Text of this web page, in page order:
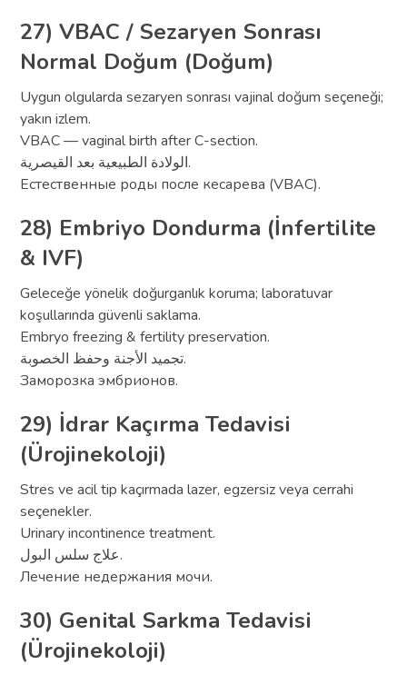
27) VBAC / Sezaryen Sonrası
Normal Doğum (Doğum)
Uygun olgularda sezaryen sonrası vajinal doğum seçeneği;
yakın izlem.
VBAC — vaginal birth after C-section.
الولادة الطبيعية بعد القيصرية.
Естественные роды после кесарева (VBAC).
28) Embriyo Dondurma (İnfertilite
& IVF)
Geleceğe yönelik doğurganlık koruma; laboratuvar
koşullarında güvenli saklama.
Embryo freezing & fertility preservation.
تجميد الأجنة وحفظ الخصوبة.
Заморозка эмбрионов.
29) İdrar Kaçırma Tedavisi
(Ürojinekoloji)
Stres ve acil tip kaçırmada lazer, egzersiz veya cerrahi
seçenekler.
Urinary incontinence treatment.
علاج سلس البول.
Лечение недержания мочи.
30) Genital Sarkma Tedavisi
(Ürojinekoloji)